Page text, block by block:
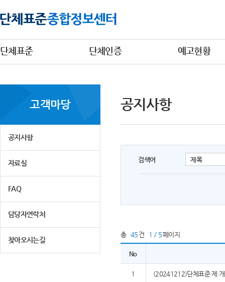
단체표준 단체인증 예고현황
고객마당
공지사항
자료실
FAQ
담당자연락처
찾아오시는길
공지사항
검색어
총 45 건 1 / 5페이지
No
1 (20241212)단체표준 제·